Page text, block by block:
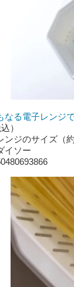
なる電子レンジ
）
ンジのサイズ（
イソー